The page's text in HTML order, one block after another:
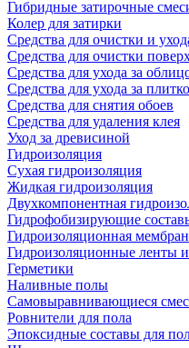
Гибридные затирочные
Колер для затирки
Средства для очистки и
Средства для очистки
Средства для ухода за
Средства для ухода за
Средства для снятия обоев
Средства для удаления клея
Уход за древисиной
Гидроизоляция
Сухая гидроизоляция
Жидкая гидроизоляция
Двухкомпонентная
Гидрофобизирующие
Гидроизоляционная
Гидроизоляционные ленты
Герметики
Наливные полы
Самовыравнивающиеся
Ровнители для пола
Эпоксидные составы для